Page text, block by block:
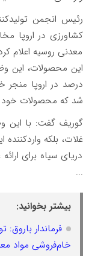
رئیس انجمن
کشاورزی در اروپا
معدنی روسیه اعلام
درصد در اروپا منجر
شد که محصولات خود
گوریف گفت: با این
غلات، بلکه
دریای سیاه برای
...
بیشتر بخوانید:
فرماندار
خام‌فروشی مواد